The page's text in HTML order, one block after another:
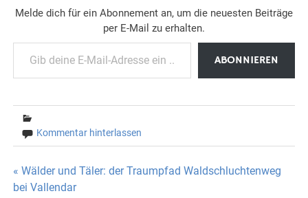
Melde dich für ein Abonnement an, um die neuesten Beiträge
per E-Mail zu erhalten.
Gib deine E-Mail-Adresse ein ...
ABONNIEREN
Kommentar hinterlassen
Beitragsnavigation
« Wälder und Täler: der Traumpfad Waldschluchtenweg
bei Vallendar